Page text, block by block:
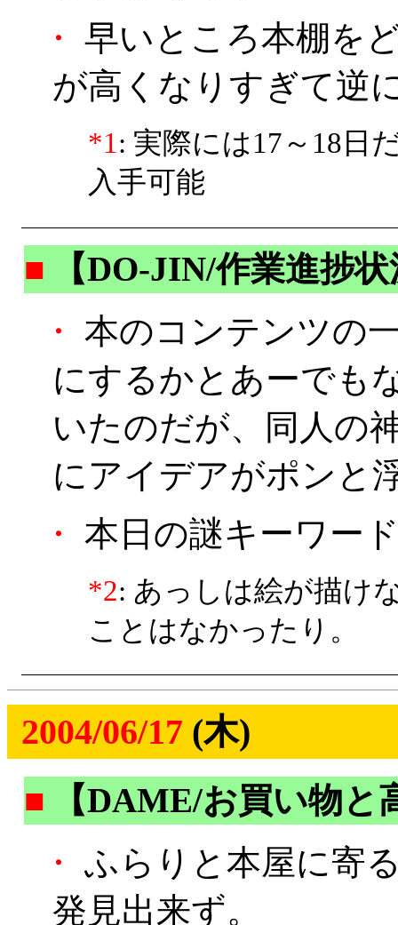
・
早いところ本棚を
が高くなりすぎて逆
*1: 実際には17～18日
入手可能
■
【DO-JIN/作業進捗
・
本のコンテンツの
にするかとあーでも
いたのだが、同人の
にアイデアがポンと
・
本日の謎キーワー
*2: あっしは絵が描け
ことはなかったり。
2004/06/17 (木)
■
【DAME/お買い物
・
ふらりと本屋に寄
発見出来ず。